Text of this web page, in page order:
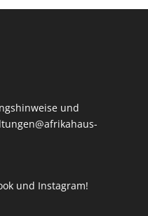
und
und Instagram!